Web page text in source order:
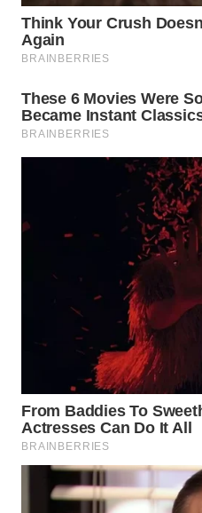
WN
PRIANGAN
TIMUR
WN
SEMARANG
WN
MADURA
SURABAYA
WN
NATUNA
WN